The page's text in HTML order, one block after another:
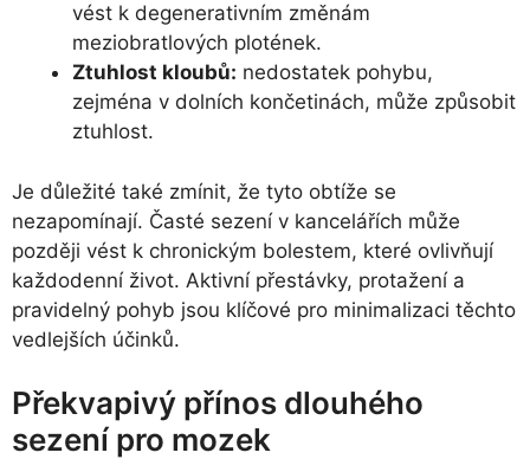
vést k degenerativním změnám
meziobratlových plotének.
Ztuhlost kloubů: nedostatek pohybu,
zejména v dolních končetinách, může způsobit
ztuhlost.
Je důležité také zmínit, že tyto obtíže se
nezapomínají. Časté sezení v kancelářích může
později vést k chronickým bolestem, které ovlivňují
každodenní život. Aktivní přestávky, protažení a
pravidelný pohyb jsou klíčové pro minimalizaci těchto
vedlejších účinků.
Překvapivý přínos dlouhého
sezení pro mozek